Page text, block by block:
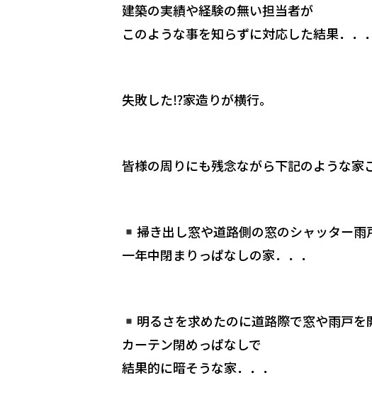
建築の実績や経験の無い担当者が
このような事を知らずに対応した結果．．．
失敗した⁉︎家造りが横行。
皆様の周りにも残念ながら下記のような家
掃き出し窓や道路側の窓のシャッター雨
一年中閉まりっぱなしの家．．．
明るさを求めたのに道路際で窓や雨戸を
カーテン閉めっぱなしで
結果的に暗そうな家．．．